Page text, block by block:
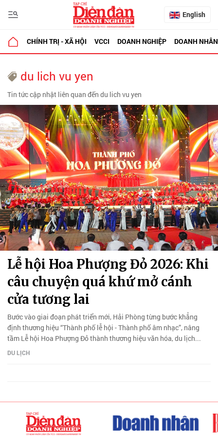
English
CHÍNH TRỊ - XÃ HỘI VCCI DOANH NGHIỆP DOANH NHÂN
du lich vu yen
Tin tức cập nhật liên quan đến du lich vu yen
Lễ hội Hoa Phượng Đỏ 2026: Khi
câu chuyện quá khứ mở cánh
cửa tương lai
Bước vào giai đoạn phát triển mới, Hải Phòng từng bước khẳng
định thương hiệu “Thành phố lễ hội - Thành phố âm nhạc”, nâng
tầm Lễ hội Hoa Phượng Đỏ thành thương hiệu văn hóa, du lịch...
DU LỊCH